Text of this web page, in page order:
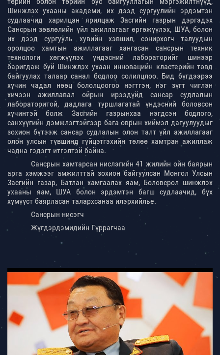
Шинжлэх ухааны академи, их дээд сургуулийн эрдэмтэн
судлаачид харилцан ярилцаж Засгийн газрын дэргэдэх
Сансрын зөвлөлийн үйл ажиллагааг өргөжүүлэх, ШУА, болон
их дээд сургууль хувийн хэвшил, сонирхогч талуудын
оролцоо хамтын ажиллагааг хангасан сансрын техник
технологи хөгжүүлэх үндэсний лабораторийг шинээр
баригдаж буй Шинжлэх ухаан инновацийн кластерийн төвд
байгуулах талаар санал бодлоо солилцлоо. Бид бүгдээрээ
хүчин чадал нөөц бололцоогоо нэгтгэн, нэг зүгт чиглэн
хичээн ажиллавал ойрын ирээдүйд сансар судлалын
лабораторитой, дадлага туршлагатай үндэсний боловсон
хүчинтэй болж Засгийн газрынхаа нэгдсэн бодлого,
санхүүгийн дэмжлэгтэйгээр бага оврын хиймэл дагуулуудыг
зохион бүтээж сансар судлалын олон талт үйл ажиллагааг
олон улсын түвшинд гүйцэтгэхийн төлөө хамтран ажиллаж
чадна гэдэгт итгэлтэй байна.
Сансрын хамтарсан нислэгийн 41 жилийн ойн баярын
арга хэмжээг амжилттай зохион байгуулсан Монгол Улсын
Засгийн газар, Батлан хамгаалах яам, Боловсрол шинжлэх
ухааны яам, ШУА болон эрдэмтэн багш судлаачид, бүх
хүмүүст баярласан талархсанаа илэрхийлье.
Сансрын нисэгч
Жүгдэрдэмидийн Гүррагчаа